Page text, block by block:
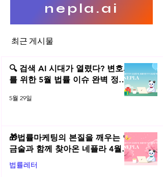
nepla.ai
최근 게시물
🔍 검색 AI 시대가 열렸다? 변호사
를 위한 5월 법률 이슈 완벽 정리 |
5월 29일
🎁법률마케팅의 본질을 깨우는 연
금술과 함께 찾아온 네플라 4월
법률레터
법률레터